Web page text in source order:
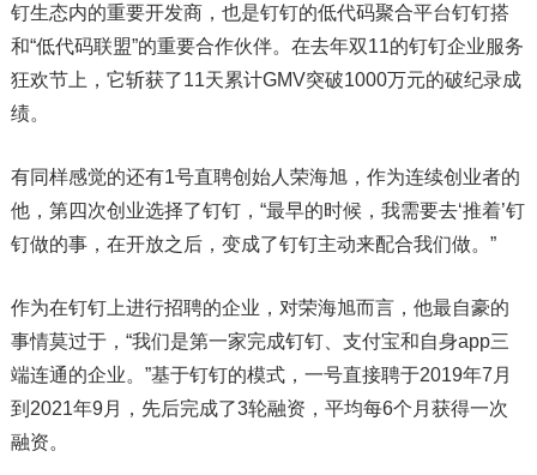
钉生态内的重要开发商，也是钉钉的低代码聚合平台钉钉搭
和“低代码联盟”的重要合作伙伴。在去年双11的钉钉企业服务
狂欢节上，它斩获了11天累计GMV突破1000万元的破纪录成
绩。
有同样感觉的还有1号直聘创始人荣海旭，作为连续创业者的
他，第四次创业选择了钉钉，“最早的时候，我需要去‘推着’钉
钉做的事，在开放之后，变成了钉钉主动来配合我们做。”
作为在钉钉上进行招聘的企业，对荣海旭而言，他最自豪的
事情莫过于，“我们是第一家完成钉钉、支付宝和自身app三
端连通的企业。”基于钉钉的模式，一号直接聘于2019年7月
到2021年9月，先后完成了3轮融资，平均每6个月获得一次
融资。